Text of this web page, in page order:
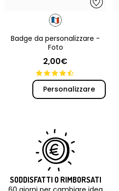
Badge da personalizzare -
Foto
2,00€
Personalizzare
SODDISFATTI O RIMBORSATI